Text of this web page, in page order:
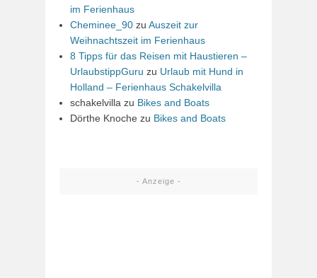
im Ferienhaus
Cheminee_90 zu Auszeit zur
Weihnachtszeit im Ferienhaus
8 Tipps für das Reisen mit Haustieren –
UrlaubstippGuru zu Urlaub mit Hund in
Holland – Ferienhaus Schakelvilla
schakelvilla zu Bikes and Boats
Dörthe Knoche zu Bikes and Boats
- Anzeige -